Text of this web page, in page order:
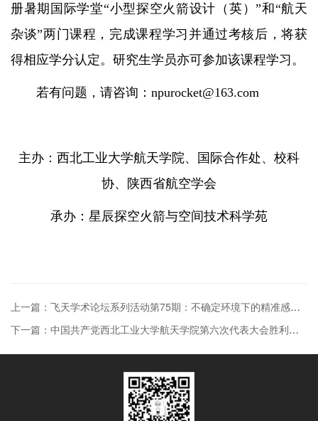
册暑期国际学堂“小型探空火箭设计（英）”和“航天
杂谈”两门课程，完成课程学习并通过考核后，将获
得相应学分认定。研究生学员亦可参加该课程学习。
若有问题，请咨询： npurocket@163.com
主办：西北工业大学航天学院、国际合作处、校科
协、陕西省航空学会
承办：星辰探空火箭与空间技术科学苑
上一篇：飞天学术论坛系列活动第75期：不确定环境下的精准感知，遥感反演与稳健定位前沿学术报告会
下一篇：中国共产党西北工业大学航天学院第六次代表大会胜利召开